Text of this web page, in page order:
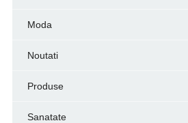
Moda
Noutati
Produse
Sanatate